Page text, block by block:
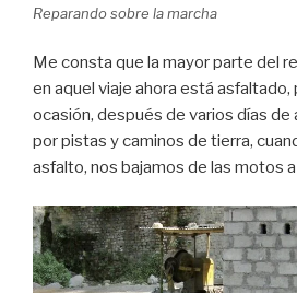
Reparando sobre la marcha
Me consta que la mayor parte del
en aquel viaje ahora está asfaltado,
ocasión, después de varios días
por pistas y caminos de tierra,
asfalto, nos bajamos de las motos